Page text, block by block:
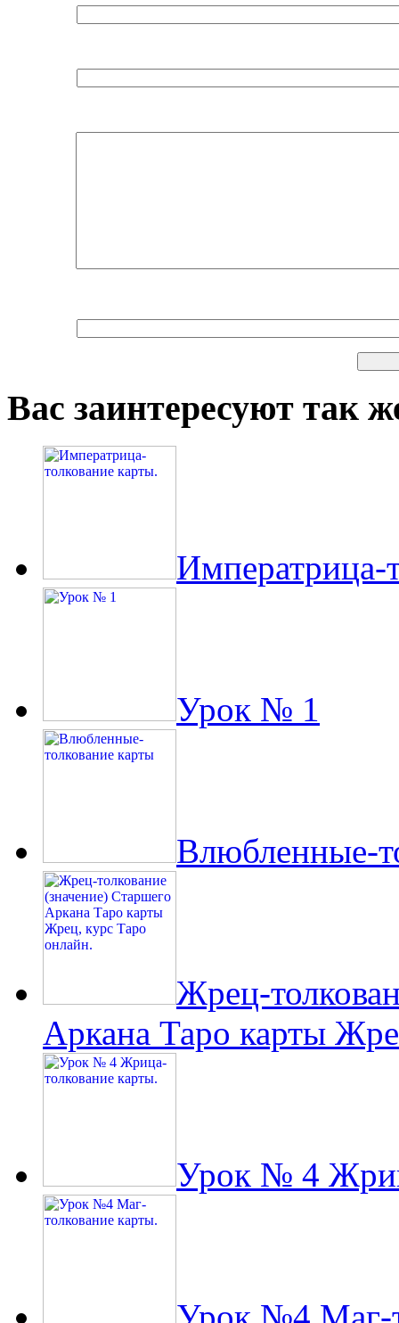
Вас заинтересуют так
Императрица-
Урок № 1
Влюбленные-
Жрец-
Аркана Таро карты
Урок № 4